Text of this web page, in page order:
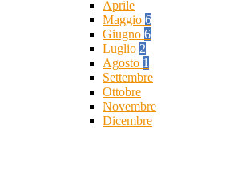
Aprile
Maggio 6
Giugno 6
Luglio 2
Agosto 1
Settembre
Ottobre
Novembre
Dicembre